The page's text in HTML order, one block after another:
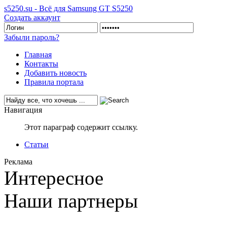
s5250.su - Всё для Samsung GT S5250
Создать аккаунт
Забыли пароль?
Главная
Контакты
Добавить новость
Правила портала
Навигация
Этот параграф содержит ссылку.
Статьи
Реклама
Интересное
Наши партнеры